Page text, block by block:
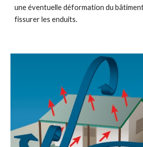
une éventuelle déformation du
fissurer les enduits.